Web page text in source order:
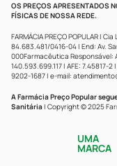
OS PREÇOS APRESENTADOS
FÍSICAS DE NOSSA REDE.
FARMÁCIA PREÇO POPULAR |
84.683.481/0416-04 | End: Av.
000Farmacêutica Responsável:
140.593.699.117 | AFE: 7.45817-
9202-1687 | e-mail:
A Farmácia Preço Popular
Sanitária | Copyright © 2025
UMA
MARCA